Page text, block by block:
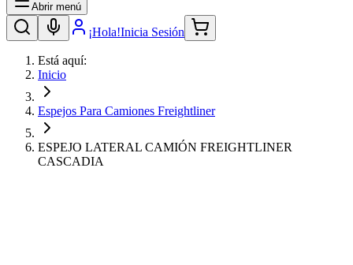
Abrir menú
¡Hola!Inicia Sesión
Está aquí:
Inicio
Espejos Para Camiones Freightliner
ESPEJO LATERAL CAMIÓN FREIGHTLINER
CASCADIA